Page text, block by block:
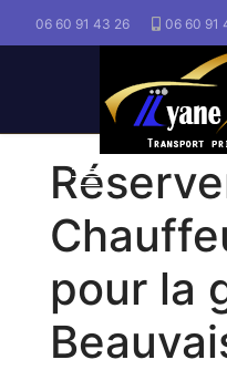
06 60 91 43 26 06 60 91
pour la